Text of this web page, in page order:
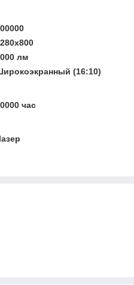
лм
(16:10)
час